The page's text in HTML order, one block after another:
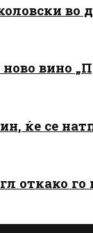
во
вино
ќе се
откако го